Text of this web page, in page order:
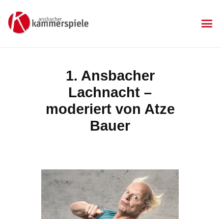
1. Ansbacher
Lachnacht –
moderiert von Atze
Bauer
KAMMERSPIELE
Aktuelles
Kartenkauf
Die Kammerspiele
Mitgliedschaft
Impressum
Datenschutzerklärung